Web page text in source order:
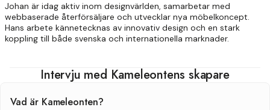
Johan är idag aktiv inom designvärlden, samarbetar med
webbaserade återförsäljare och utvecklar nya möbelkoncept.
Hans arbete kännetecknas av innovativ design och en stark
koppling till både svenska och internationella marknader.
Intervju med Kameleontens skapare
Vad är Kameleonten?